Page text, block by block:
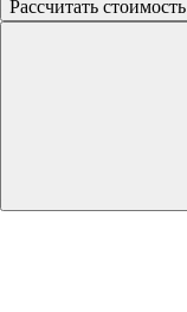
Рассчитать стоимость